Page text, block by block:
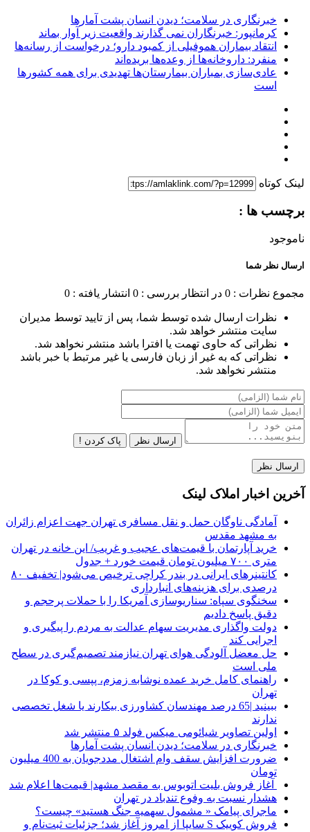
خبرنگاری در سلامت؛ دیدن انسان پشت آمارها
کرمانپور: خبرنگاران نمی گذارند واقعیت زیر آوار بماند
انتقاد بیماران هموفیلی از کمبود دارو؛ درخواست از رسانه‌ها
منفرد: داروخانه‌ها از وعده‌ها بریده‌اند
عادی‌سازی بمباران بیمارستان‌ها تهدیدی برای همه کشورها
است
لینک کوتاه
برچسب ها :
ناموجود
ارسال نظر شما
مجموع نظرات : 0 در انتظار بررسی : 0 انتشار یافته : 0
نظرات ارسال شده توسط شما، پس از تایید توسط مدیران
سایت منتشر خواهد شد.
نظراتی که حاوی تهمت یا افترا باشد منتشر نخواهد شد.
نظراتی که به غیر از زبان فارسی یا غیر مرتبط با خبر باشد
منتشر نخواهد شد.
ارسال نظر پاک کردن !
آخرین اخبار املاک لینک
آمادگی ناوگان حمل و نقل مسافری تهران جهت اعزام زائران
به مشهد مقدس
خرید آپارتمان با قیمت‌های عجیب و غریب/ این خانه در تهران
متری ۷۰۰ میلیون تومان قیمت خورد + جدول
کانتینرهای ایرانی در بندر کراچی ترخیص می‌شود| تخفیف ۸۰
درصدی برای هزینه‌های انبارداری
سخنگوی سپاه: سناریوسازی آمریکا را با حملات پرحجم‌‌ و
دقیق‌ پاسخ دادیم
دولت واگذاری مدیریت سهام عدالت به مردم را پیگیری و
اجرایی کند
حل معضل آلودگی هوای تهران نیازمند تصمیم‌گیری در سطح
ملی است
راهنمای کامل خرید عمده نوشابه زمزم، پپسی و کوکا در
تهران
ببینید |65 درصد مهندسان کشاورزی بیکارند یا شغل تخصصی
ندارند
اولین تصاویر شیائومی میکس فولد ۵ منتشر شد
خبرنگاری در سلامت؛ دیدن انسان پشت آمارها
ضرورت افزایش سقف وام اشتغال مددجویان به 400 میلیون
تومان
آغاز فروش بلیت اتوبوس به مقصد مشهد| قیمت‌ها اعلام شد
هشدار نسبت به وفوع تندباد در تهران
ماجرای پیامک « مشمول سهمیه جنگ هستید» چیست؟
فروش کوییک S سایپا از امروز آغاز شد؛ جزئیات ثبت‌نام و